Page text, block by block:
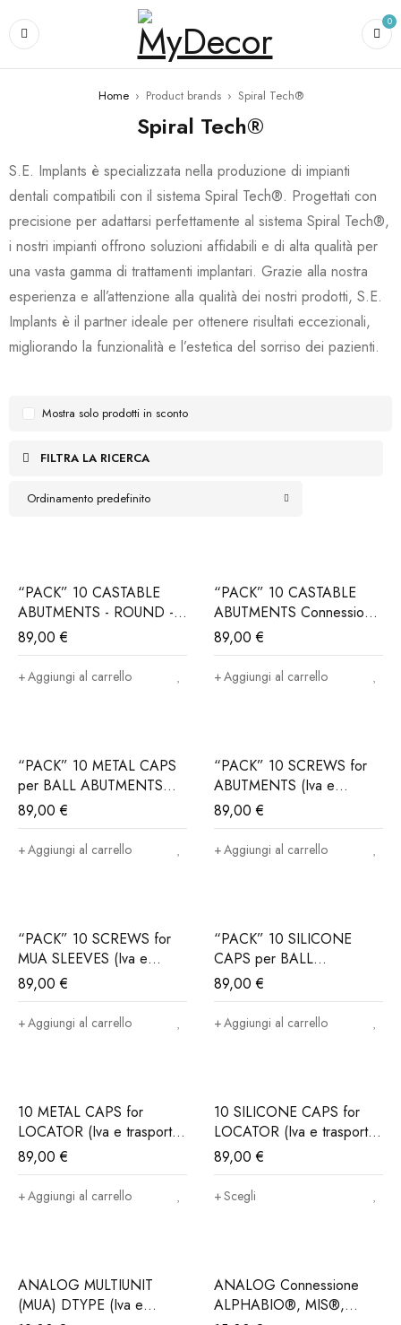
0
Home › Product brands › Spiral Tech®
Spiral Tech®
S.E. Implants è specializzata nella produzione di impianti
dentali compatibili con il sistema Spiral Tech®. Progettati con
precisione per adattarsi perfettamente al sistema Spiral Tech®,
i nostri impianti offrono soluzioni affidabili e di alta qualità per
una vasta gamma di trattamenti implantari. Grazie alla nostra
esperienza e all’attenzione alla qualità dei nostri prodotti, S.E.
Implants è il partner ideale per ottenere risultati eccezionali,
migliorando la funzionalità e l’estetica del sorriso dei pazienti.
FILTRA LA RICERCA
Ordinamento predefinito
Mostra solo prodotti in sconto
“PACK” 10 CASTABLE
ABUTMENTS - ROUND -
Connessione
ALPHABIO®, MIS®,
NORIS®..(Iva e trasporto
89,00€
Aggiungi al carrello
“PACK” 10 CASTABLE
ABUTMENTS Connessione
ALPHABIO®, MIS®,
NORIS®..(Iva e trasporto
incluso)
89,00€
Aggiungi al carrello
“PACK” 10 METAL CAPS
per BALL ABUTMENTS
(Iva e trasporto incluso)
89,00€
Aggiungi al carrello
“PACK” 10 SCREWS for
ABUTMENTS (Iva e
trasporto incluso)
89,00€
Aggiungi al carrello
“PACK” 10 SCREWS for
MUA SLEEVES (Iva e
trasporto incluso)
89,00€
Aggiungi al carrello
“PACK” 10 SILICONE
CAPS per BALL
ABUTMENTS (Iva e
trasporto incluso)
89,00€
Aggiungi al carrello
10 METAL CAPS for
LOCATOR (Iva e trasporto
incluso)
89,00€
Aggiungi al carrello
10 SILICONE CAPS for
LOCATOR (Iva e trasporto
incluso)
89,00€
Scegli
ANALOG MULTIUNIT
(MUA) DTYPE (Iva e
ANALOG Connessione
ALPHABIO®, MIS®,